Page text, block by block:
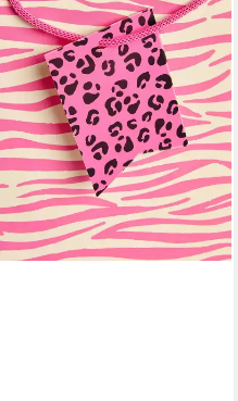
Geschenktüten, (1St)
7,00 €
lieferbar - in 2-3 Werktagen bei dir